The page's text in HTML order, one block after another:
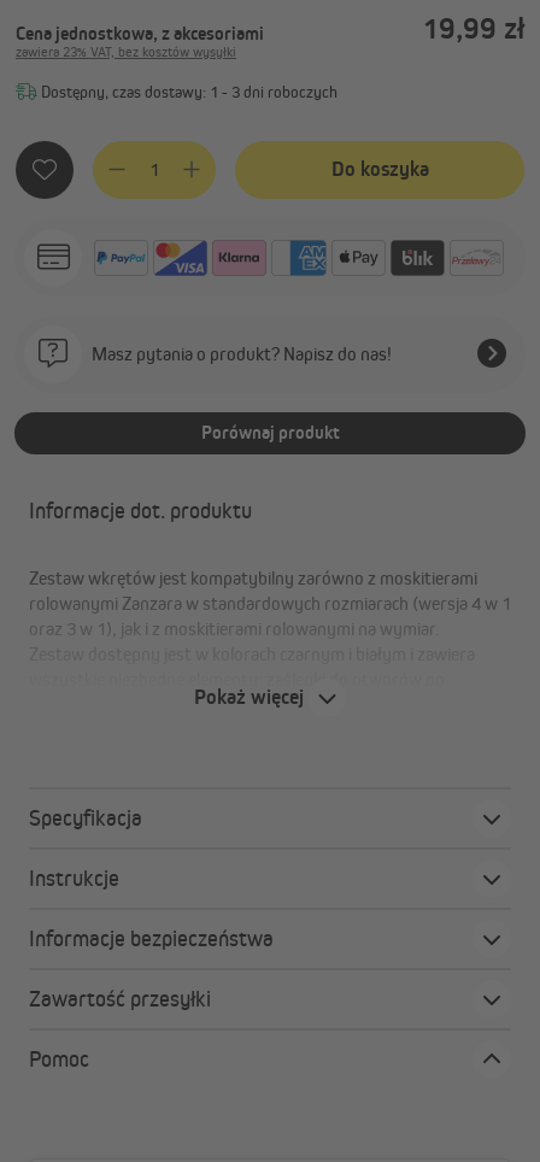
Cena jednostkowa, z akcesoriami 19,99 zł
zawiera 23% VAT, bez kosztów wysyłki
Dostępny, czas dostawy: 1 - 3 dni roboczych
Ilość produktu: Wprowadź żądaną ilość lub użyj
Do koszyka
Masz pytania o produkt? Napisz do nas!
Porównaj produkt
Informacje dot. produktu
Zestaw wkrętów jest kompatybilny zarówno z moskitierami
rolowanymi Zanzara w standardowych rozmiarach (wersja 4 w 1
oraz 3 w 1), jak i z moskitierami rolowanymi na wymiar.
nawierceniach oraz wkręty i kołki.
Pokaż więcej
Specyfikacja
Instrukcje
Informacje bezpieczeństwa
Zawartość przesyłki
Pomoc